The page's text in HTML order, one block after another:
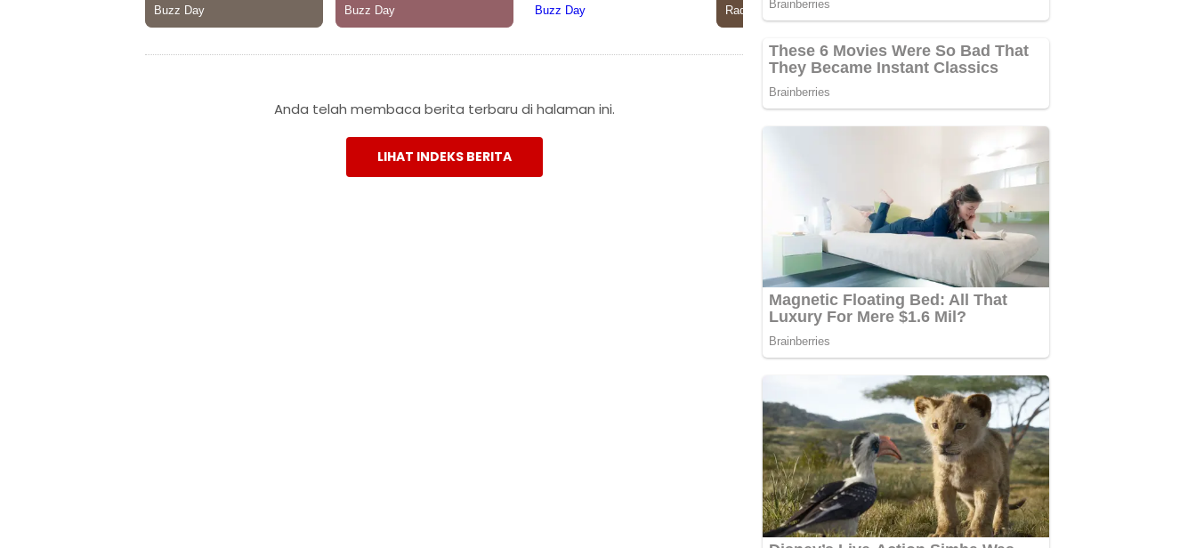
Anda telah membaca berita terbaru di halaman ini.
LIHAT INDEKS BERITA